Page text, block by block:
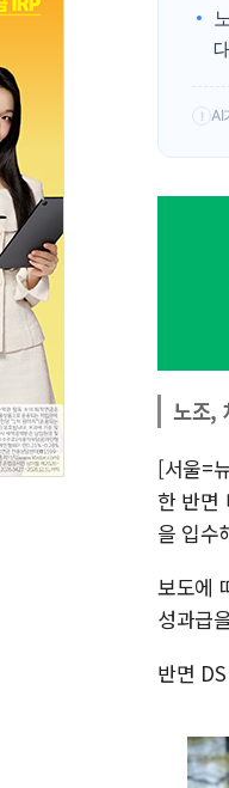
! AI
노조,
[서울=
한 반면
을 입수
보도에
성과급
반면